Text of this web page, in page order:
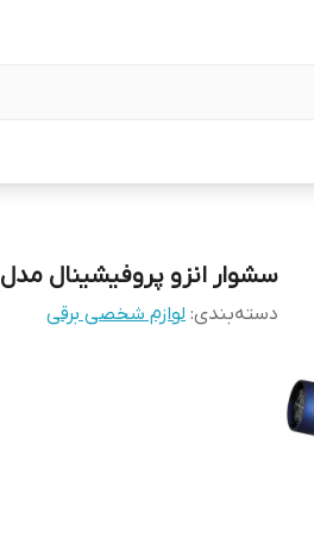
سشوار انزو پروفیشینال مدل EN-8001
دسته‌بندی: لوازم شخصی برقی